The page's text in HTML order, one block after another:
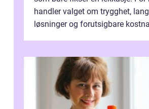
handler valget om trygghet,
løsninger og forutsigbare